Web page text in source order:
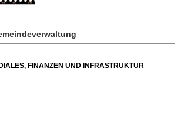
FINANZEN UND INFRASTRUKTUR